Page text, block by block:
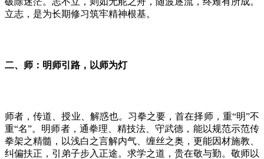
立志，是为长期修习筑牢精神根基。
二、师：明师引路，以师为灯
师者，传道、授业、解惑也。习拳之要，首在择师，重“明”不
重“名”。明师者，通拳理、精技法、守武德，能以规范示范传
拳架之精髓，以浅白之言解内气、缠丝之奥，更能因材施教、
纠偏扶正，引弟子步入正途。求学之道，贵在敬与勤。敬师以